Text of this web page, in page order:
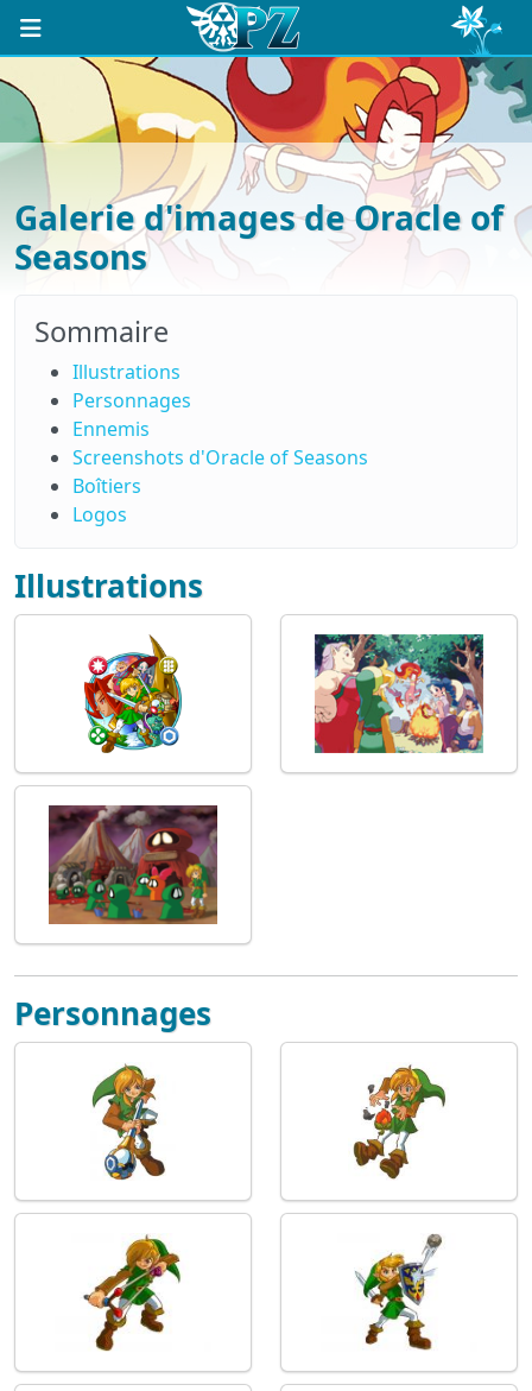
Galerie d'images de Oracle of
Seasons
Sommaire
Illustrations
Personnages
Ennemis
Screenshots d'Oracle of Seasons
Boîtiers
Logos
Illustrations
Personnages